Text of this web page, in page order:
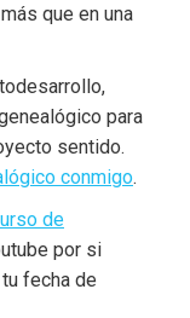
que en una
para
sentido.
conmigo.
de
por si
fecha de